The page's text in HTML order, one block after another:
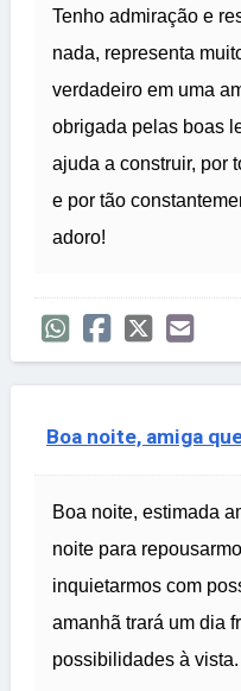
Tenho admiração e
nada, representa
verdadeiro em uma
obrigada pelas boas
ajuda a construir, por
e por tão
adoro!
Boa noite, amiga
Boa noite, estimada
noite para
inquietarmos com
amanhã trará um dia
possibilidades à vista.